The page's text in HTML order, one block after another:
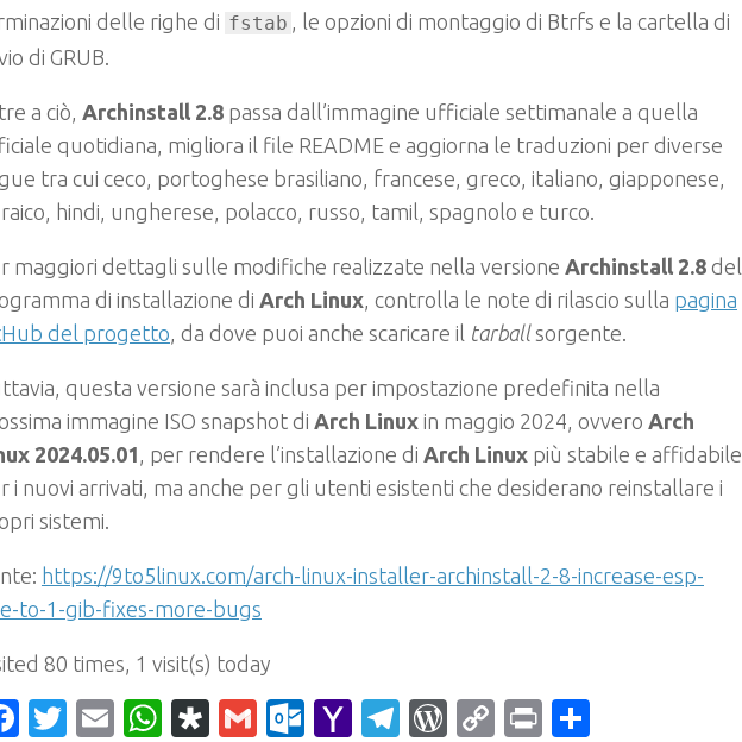
delle righe di fstab , le opzioni di montaggio di Btrfs e la cartella di
di GRUB.
a ciò, Archinstall 2.8 passa dall’immagine ufficiale settimanale a quella
quotidiana, migliora il file README e aggiorna le traduzioni per diverse
tra cui ceco, portoghese brasiliano, francese, greco, italiano, giapponese,
hindi, ungherese, polacco, russo, tamil, spagnolo e turco.
maggiori dettagli sulle modifiche realizzate nella versione Archinstall 2.8 del
di installazione di Arch Linux, controlla le note di rilascio sulla pagina
del progetto, da dove puoi anche scaricare il tarballsorgente.
questa versione sarà inclusa per impostazione predefinita nella
immagine ISO snapshot di Arch Linux in maggio 2024, ovvero Arch
2024.05.01, per rendere l’installazione di Arch Linux più stabile e affidabile
i nuovi arrivati, ma anche per gli utenti esistenti che desiderano reinstallare i
sistemi.
https://9to5linux.com/arch-linux-installer-archinstall-2-8-increase-esp-
to-1-gib-fixes-more-bugs
80 times, 1 visit(s) today
Facebook
Twitter
EmailWhatsApp
Diaspora
GmailOutlook.com
YahooTelegram
WordPress
CopyPrint